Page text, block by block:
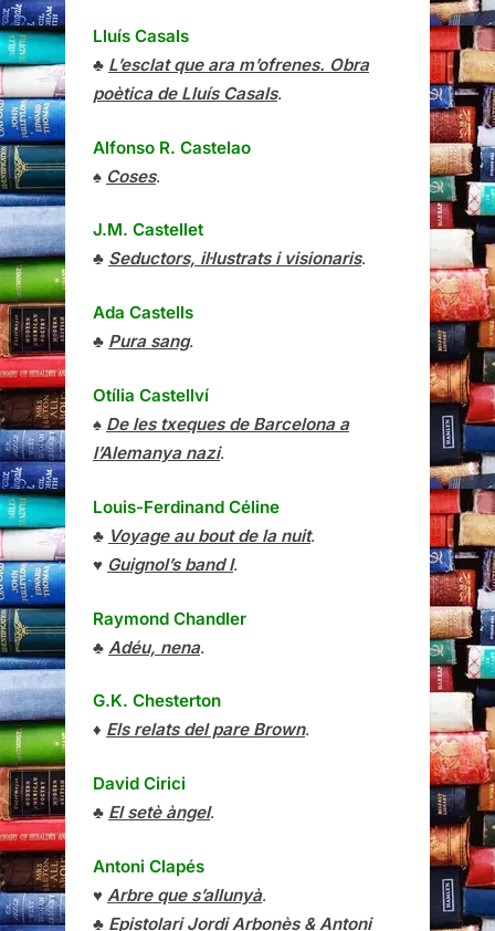
Lluís Casals
♣ L’esclat que ara m’ofrenes. Obra
poètica de Lluís Casals.
Alfonso R. Castelao
♠ Coses.
J.M. Castellet
♣ Seductors, il·lustrats i visionaris.
Ada Castells
♣ Pura sang.
Otília Castellví
♠ De les txeques de Barcelona a
l’Alemanya nazi.
Louis-Ferdinand Céline
♣ Voyage au bout de la nuit.
♥ Guignol’s band I.
Raymond Chandler
♣ Adéu, nena.
G.K. Chesterton
♦ Els relats del pare Brown.
David Cirici
♣ El setè àngel.
Antoni Clapés
♥ Arbre que s’allunyà.
♣ Epistolari Jordi Arbonès & Antoni